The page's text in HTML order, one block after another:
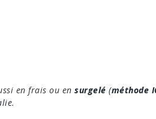
en frais ou en surgelé (méthode
.